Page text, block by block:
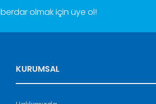
olmak için üye ol!
KURUMSAL